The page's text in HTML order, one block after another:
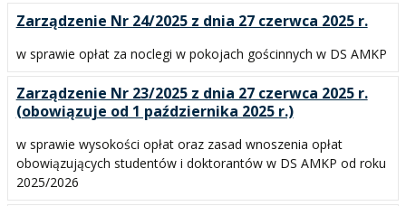
Zarządzenie Nr 24/2025 z dnia 27 czerwca 2025 r.
w sprawie opłat za noclegi w pokojach gościnnych w DS AMKP
Zarządzenie Nr 23/2025 z dnia 27 czerwca 2025 r.
(obowiązuje od 1 października 2025 r.)
w sprawie wysokości opłat oraz zasad wnoszenia opłat
obowiązujących studentów i doktorantów w DS AMKP od roku
2025/2026